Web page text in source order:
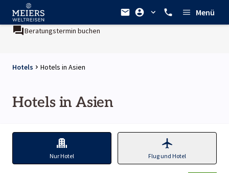
Menü
Beratungstermin buchen
Hotels Hotels in Asien
Hotels in Asien
Nur Hotel Flug und Hotel